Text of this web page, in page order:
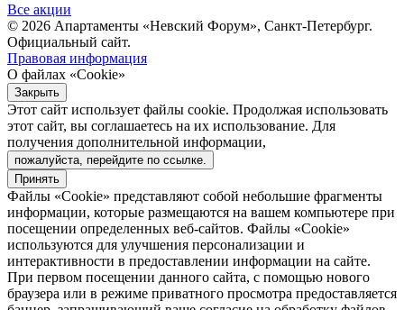
Все акции
© 2026 Апартаменты «Невский Форум», Санкт-Петербург.
Официальный сайт.
Правовая информация
О файлах «Cookie»
Закрыть
Этот сайт использует файлы cookie. Продолжая использовать
этот сайт, вы соглашаетесь на их использование. Для
получения дополнительной информации,
пожалуйста, перейдите по ссылке.
Принять
Файлы «Cookie» представляют собой небольшие фрагменты
информации, которые размещаются на вашем компьютере при
посещении определенных веб-сайтов. Файлы «Cookie»
используются для улучшения персонализации и
интерактивности в предоставлении информации на сайте.
При первом посещении данного сайта, с помощью нового
браузера или в режиме приватного просмотра предоставляется